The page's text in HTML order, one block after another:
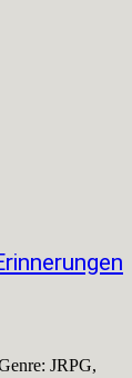
JRPG,